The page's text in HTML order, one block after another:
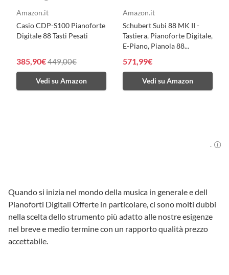
Amazon.it
Casio CDP-S100 Pianoforte
Digitale 88 Tasti Pesati
385,90€449,00€
Vedi su Amazon
Amazon.it
Schubert Subi 88 MK II -
Tastiera, Pianoforte Digitale,
E-Piano, Pianola 88...
571,99€
Vedi su Amazon
.
Quando si inizia nel mondo della musica in generale e dell
Pianoforti Digitali Offerte in particolare, ci sono molti dubbi
nella scelta dello strumento più adatto alle nostre esigenze
nel breve e medio termine con un rapporto qualità prezzo
accettabile.